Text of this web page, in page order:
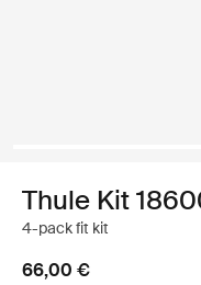
Thule Kit
4-pack fit kit
66,00 €